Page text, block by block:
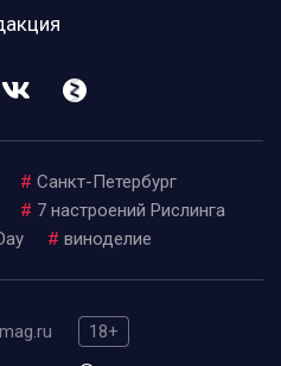
# Санкт-Петербург
# 7 настроений Рислинга
# виноделие
18+